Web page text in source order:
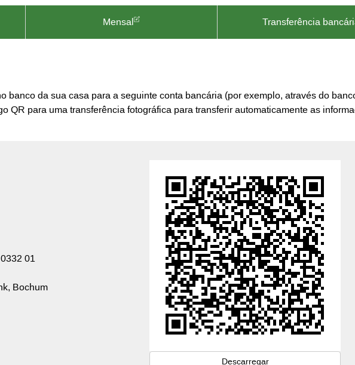
Mensal Transferência
banco da sua casa para a seguinte conta bancária (por exemplo, através do
QR para uma transferência fotográfica para transferir automaticamente as
01
Bochum
Descarregar